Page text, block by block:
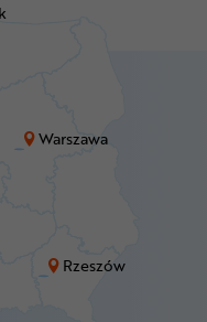
Rzeszów
Warszawa